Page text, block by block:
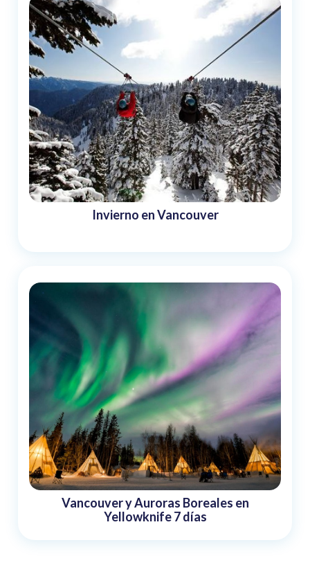
Invierno en Vancouver
Vancouver y Auroras Boreales en
Yellowknife 7 días